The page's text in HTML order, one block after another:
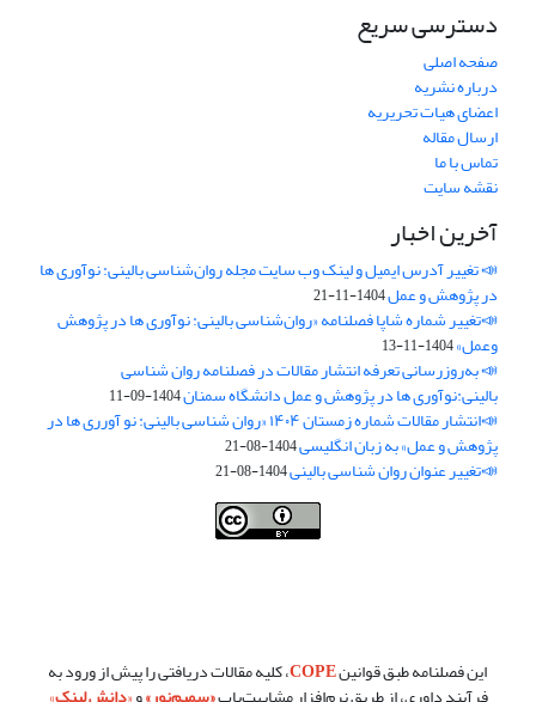
دسترسی سریع
صفحه اصلی
درباره نشریه
اعضای هیات تحریریه
ارسال مقاله
تماس با ما
نقشه سایت
آخرین اخبار
📣 تغییر آدرس ایمیل و لینک وب‌ سایت مجله روان‌شناسی بالینی: نوآوری ها
در پژوهش و عمل1404-11-21
📣تغییر شماره شاپا فصلنامه «روان‌شناسی بالینی: نوآوری ها در پژوهش
وعمل»1404-11-13
📣 به‌روزرسانی تعرفه انتشار مقالات در فصلنامه روان شناسی
بالینی:نوآوری ها در پژوهش و عمل دانشگاه سمنان1404-09-11
📣انتشار مقالات شماره زمستان ۱۴۰۴ «روان شناسی بالینی: نو آورری ها در
پژوهش و عمل» به زبان انگلیسی1404-08-21
📣تغییر عنوان روان شناسی بالینی1404-08-21
این فصلنامه طبق قوانینCOPE، کلیه مقالات دریافتی را پیش از ورود به